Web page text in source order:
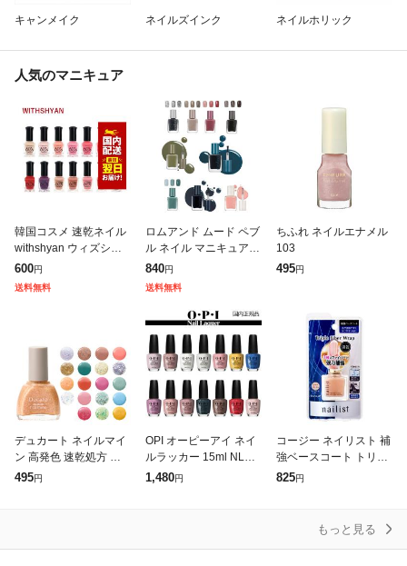
キャンメイク ネイルズインク ネイルホリック
人気のマニキュア
韓国コスメ 速乾ネイル
withshyan ウィズシャ
ン ネイル 60秒シロップ
ネイル 20色 グラデーシ
ョンネイル 2025
600円
送料無料
ロムアンド ムード ペブ
ル ネイル マニキュア M
OOD PEBBLE NAIL 7m
840円
送料無料
ちふれ ネイルエナメル
103
495円
デュカート ネイルマイ
ン 高発色 速乾処方 塗
りやすい刷毛 Ducato
495円
OPI オーピーアイ ネイ
ルラッカー 15ml NL3
カラー選択 国内正規品
1,480円
コージー ネイリスト 補
強ベースコート トリプ
ルファイバーラップ 速
825円
もっと見る